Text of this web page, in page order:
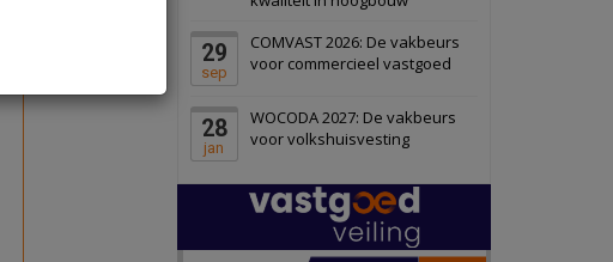
29
sep
COMVAST 2026: De vakbeurs
voor commercieel vastgoed
28
jan
WOCODA 2027: De vakbeurs
voor volkshuisvesting
Schiedam
22 september 2026 Attractiepark
Bekijk
Oranje
28 september 2026
bedrijventerrein
Schuinesloot